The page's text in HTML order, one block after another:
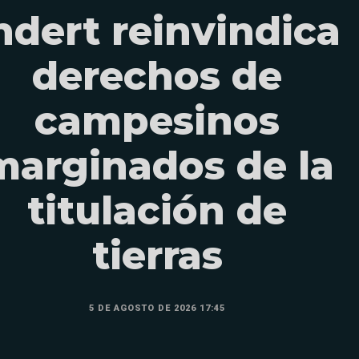
reinvindica
derechos de
campesinos
de la
titulación de
tierras
5 DE AGOSTO DE 2026 17:45